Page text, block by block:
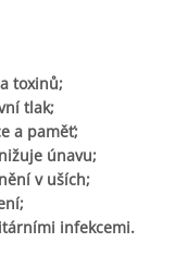
toxinů;
tlak;
a paměť;
únavu;
v uších;
infekcemi.